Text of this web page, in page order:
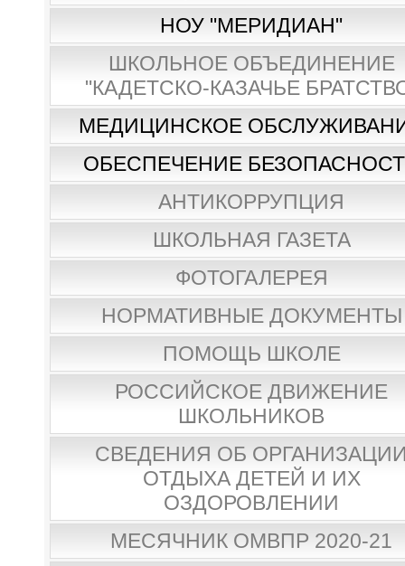
НОУ "МЕРИДИАН"
ШКОЛЬНОЕ ОБЪЕДИНЕНИЕ
"КАДЕТСКО-КАЗАЧЬЕ
МЕДИЦИНСКОЕ
ОБЕСПЕЧЕНИЕ
АНТИКОРРУПЦИЯ
ШКОЛЬНАЯ ГАЗЕТА
ФОТОГАЛЕРЕЯ
НОРМАТИВНЫЕ ДОКУМЕНТЫ
ПОМОЩЬ ШКОЛЕ
РОССИЙСКОЕ ДВИЖЕНИЕ
ШКОЛЬНИКОВ
СВЕДЕНИЯ ОБ
ОТДЫХА ДЕТЕЙ И ИХ
ОЗДОРОВЛЕНИИ
МЕСЯЧНИК ОМВПР 2020-21